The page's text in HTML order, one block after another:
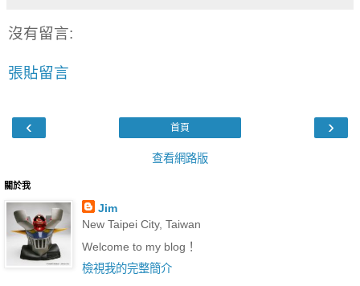
沒有留言:
張貼留言
‹ ›
首頁
查看網路版
關於我
Jim
New Taipei City, Taiwan
Welcome to my blog！
檢視我的完整簡介